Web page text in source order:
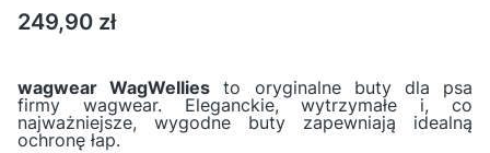
Cena
249,90 zł
wagwear WagWellies to oryginalne buty dla psa
firmy wagwear. Eleganckie, wytrzymałe i, co
najważniejsze, wygodne buty zapewniają idealną
ochronę łap.